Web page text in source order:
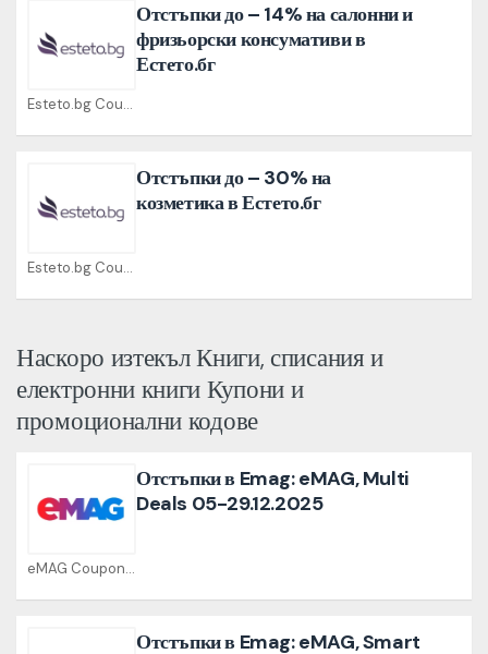
Esteto.bg Coupons
Отстъпки до – 14% на салонни и
фризьорски консумативи в
Естето.бг
Esteto.bg Coupons
Отстъпки до – 30% на
козметика в Естето.бг
Наскоро изтекъл Книги, списания и
електронни книги Купони и
промоционални кодове
eMAG Coupons
Отстъпки в Emag: eMAG, Multi
Deals 05-29.12.2025
Отстъпки в Emag: eMAG, Smart